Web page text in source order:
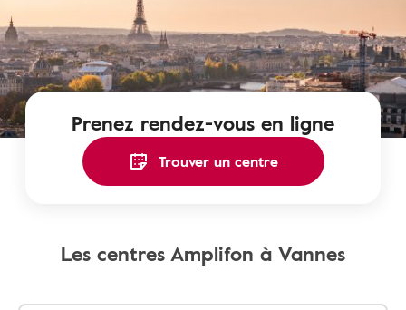
Prenez rendez-vous en ligne
Trouver un centre
Les centres Amplifon à Vannes